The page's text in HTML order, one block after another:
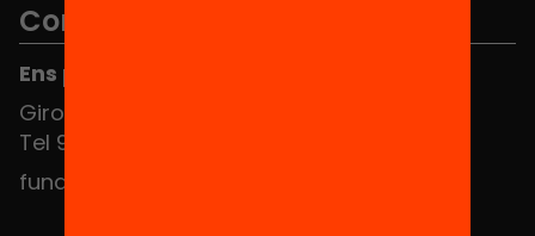
Contacte
Ens pots trobar al Hub Social
Girona 34, interior 08010 Barcelona
Tel 934 588 700
fundacio@equitat.org